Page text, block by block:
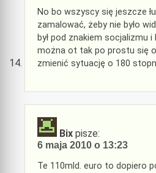
No bo wszyscy się jeszcze
zamalować, żeby nie było
był pod znakiem socjalizmu
można ot tak po prostu się
zmienić sytuację o 180
Bix pisze:
6 maja 2010 o 13:23
Te 110mld. euro to dopiero